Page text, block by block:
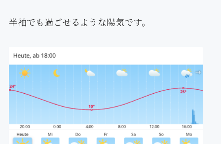
半袖でも過ごせるような陽気です。